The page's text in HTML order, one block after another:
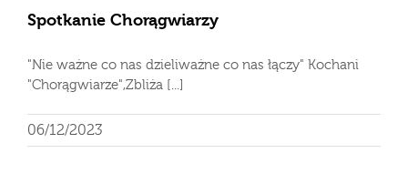
Spotkanie Chorągwiarzy
"Nie ważne co nas dzieliważne co nas łączy" Kochani
"Chorągwiarze",Zbliża [...]
06/12/2023